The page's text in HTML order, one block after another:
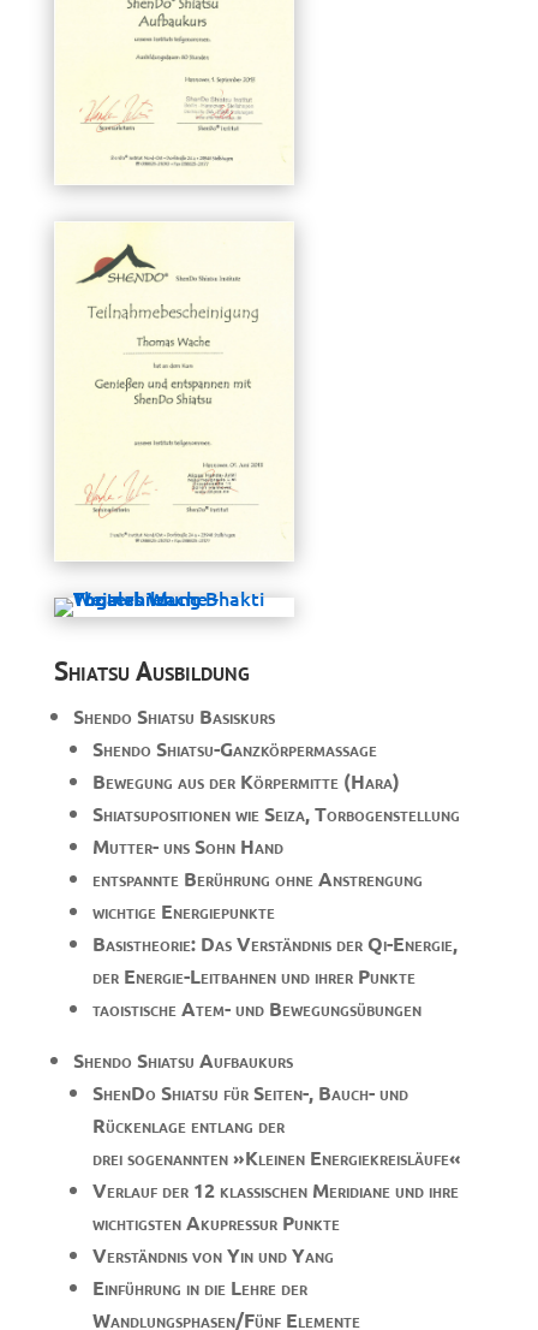
Shiatsu Ausbildung
Shendo Shiatsu Basiskurs
Shendo Shiatsu-Ganzkörpermassage
Bewegung aus der Körpermitte (Hara)
Shiatsupositionen wie Seiza, Torbogenstellung
Mutter- uns Sohn Hand
entspannte Berührung ohne Anstrengung
wichtige Energiepunkte
Basistheorie: Das Verständnis der Qi-Energie,
der Energie-Leitbahnen und ihrer Punkte
taoistische Atem- und Bewegungsübungen
Shendo Shiatsu Aufbaukurs
ShenDo Shiatsu für Seiten-, Bauch- und
Rückenlage entlang der
drei sogenannten »Kleinen Energiekreisläufe«
Verlauf der 12 klassischen Meridiane und ihre
wichtigsten Akupressur Punkte
Verständnis von Yin und Yang
Einführung in die Lehre der
Wandlungsphasen/Fünf Elemente